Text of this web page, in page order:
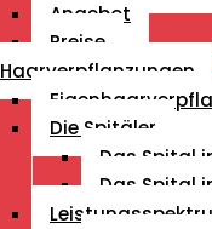
Angebot
Preise
Haarverpflanzungen
Die Spitäler
Das Spital
Das Spital